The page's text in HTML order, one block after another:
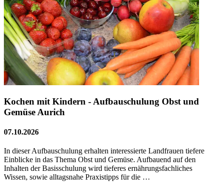
Kochen mit Kindern - Aufbauschulung Obst und
Gemüse Aurich
07.10.2026
In dieser Aufbauschulung erhalten interessierte Landfrauen tiefere
Einblicke in das Thema Obst und Gemüse. Aufbauend auf den
Inhalten der Basisschulung wird tieferes ernährungsfachliches
Wissen, sowie alltagsnahe Praxistipps für die …